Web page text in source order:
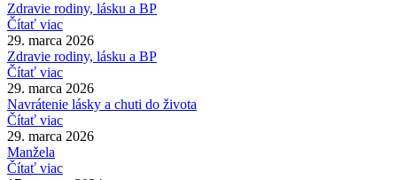
Zdravie rodiny, lásku a BP
Čítať viac
29. marca 2026
Zdravie rodiny, lásku a BP
Čítať viac
29. marca 2026
Navrátenie lásky a chuti do života
Čítať viac
29. marca 2026
Manžela
Čítať viac